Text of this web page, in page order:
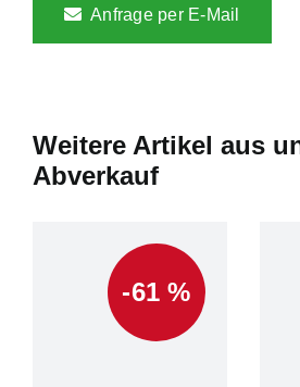
Anfrage per E-Mail
Weitere Artikel aus
Abverkauf
-61 %